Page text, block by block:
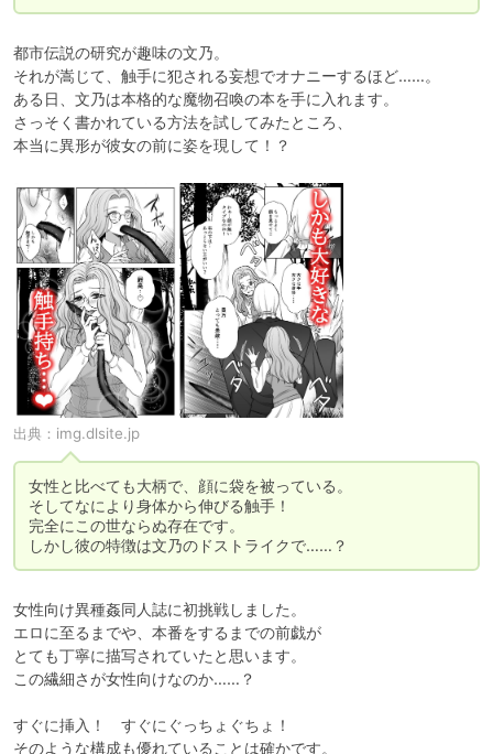
都市伝説の研究が趣味の文乃。
それが嵩じて、触手に犯される妄想でオナニーするほど……。
ある日、文乃は本格的な魔物召喚の本を手に入れます。
さっそく書かれている方法を試してみたところ、
本当に異形が彼女の前に姿を現して！？
出典： img.dlsite.jp
女性と比べても大柄で、顔に袋を被っている。
そしてなにより身体から伸びる触手！
完全にこの世ならぬ存在です。
しかし彼の特徴は文乃のドストライクで……？
女性向け異種姦同人誌に初挑戦しました。
エロに至るまでや、本番をするまでの前戯が
とても丁寧に描写されていたと思います。
この繊細さが女性向けなのか……？
すぐに挿入！　すぐにぐっちょぐちょ！
そのような構成も優れていることは確かです。